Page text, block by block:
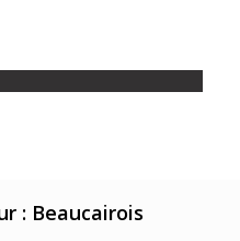
: Beaucairois